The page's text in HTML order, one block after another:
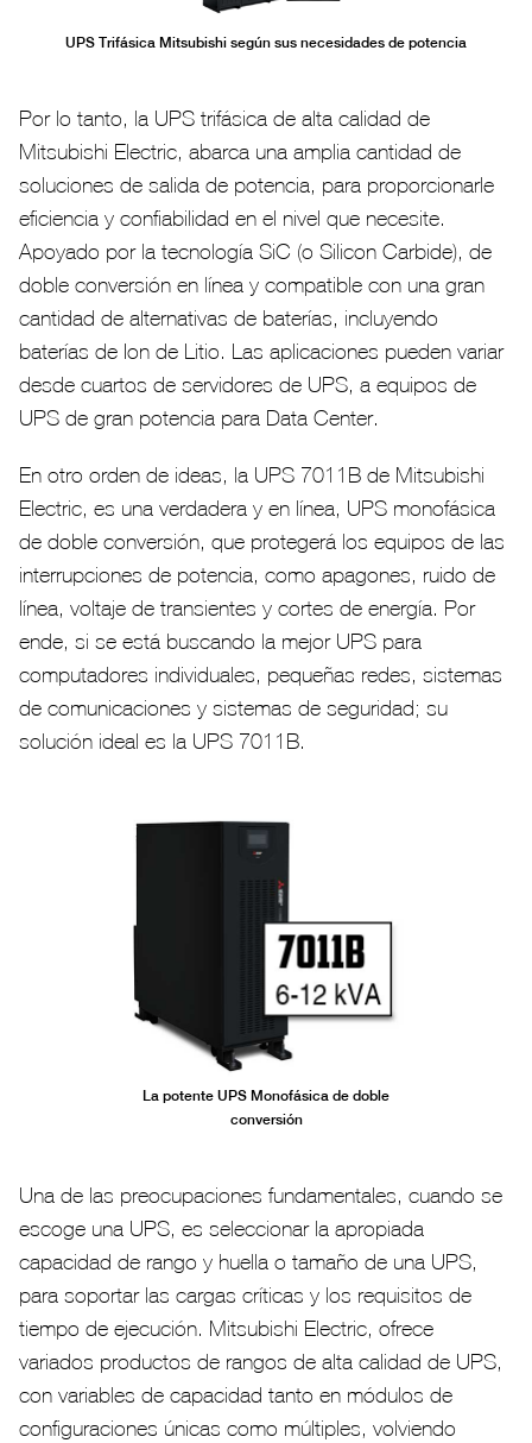
UPS Trifásica Mitsubishi según sus necesidades de potencia
Por lo tanto, la UPS trifásica de alta calidad de
Mitsubishi Electric, abarca una amplia cantidad de
soluciones de salida de potencia, para proporcionarle
eficiencia y confiabilidad en el nivel que necesite.
Apoyado por la tecnología SiC (o Silicon Carbide), de
doble conversión en línea y compatible con una gran
cantidad de alternativas de baterías, incluyendo
baterías de Ion de Litio. Las aplicaciones pueden variar
desde cuartos de servidores de UPS, a equipos de
UPS de gran potencia para Data Center.
En otro orden de ideas, la UPS 7011B de Mitsubishi
Electric, es una verdadera y en línea, UPS monofásica
de doble conversión, que protegerá los equipos de las
interrupciones de potencia, como apagones, ruido de
línea, voltaje de transientes y cortes de energía. Por
ende, si se está buscando la mejor UPS para
computadores individuales, pequeñas redes, sistemas
de comunicaciones y sistemas de seguridad; su
solución ideal es la UPS 7011B.
La potente UPS Monofásica de doble
conversión
Una de las preocupaciones fundamentales, cuando se
escoge una UPS, es seleccionar la apropiada
capacidad de rango y huella o tamaño de una UPS,
para soportar las cargas críticas y los requisitos de
tiempo de ejecución. Mitsubishi Electric, ofrece
variados productos de rangos de alta calidad de UPS,
con variables de capacidad tanto en módulos de
configuraciones únicas como múltiples, volviendo